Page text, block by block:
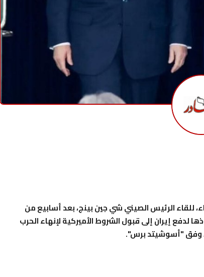
للقاء الرئيس الصيني شي جين بينج، بعد أسابيع من
لدفع إيران إلى قبول الشروط الأميركية لإنهاء الحرب
وفق "أسوشيتد برس".